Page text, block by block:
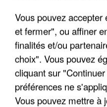
Vous pouvez
et fermer", ou affiner
finalités et/ou
choix". Vous pouvez
cliquant sur
préférences ne
Vous pouvez mettre à